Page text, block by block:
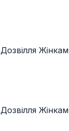
Дозвілля Жінкам
Дозвілля Жінкам